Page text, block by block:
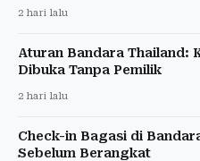
2 hari lalu
Aturan Bandara Thailand:
Dibuka Tanpa Pemilik
2 hari lalu
Check-in Bagasi di
Sebelum Berangkat